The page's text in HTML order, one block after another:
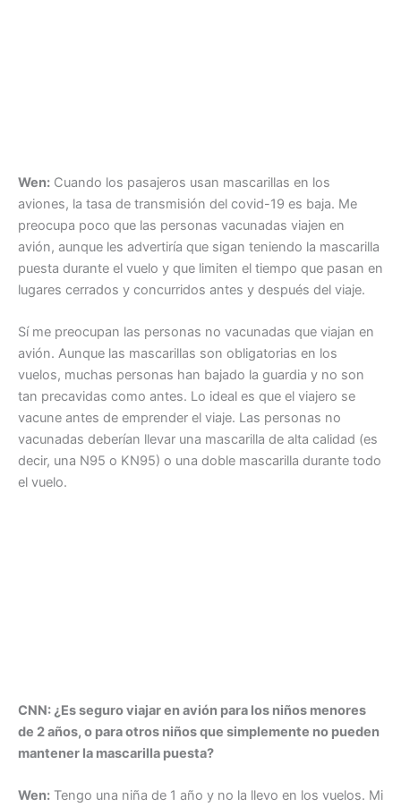
Wen: Cuando los pasajeros usan mascarillas en los
aviones, la tasa de transmisión del covid-19 es baja. Me
preocupa poco que las personas vacunadas viajen en
avión, aunque les advertiría que sigan teniendo la mascarilla
puesta durante el vuelo y que limiten el tiempo que pasan en
lugares cerrados y concurridos antes y después del viaje.
Sí me preocupan las personas no vacunadas que viajan en
avión. Aunque las mascarillas son obligatorias en los
vuelos, muchas personas han bajado la guardia y no son
tan precavidas como antes. Lo ideal es que el viajero se
vacune antes de emprender el viaje. Las personas no
vacunadas deberían llevar una mascarilla de alta calidad (es
decir, una N95 o KN95) o una doble mascarilla durante todo
el vuelo.
CNN: ¿Es seguro viajar en avión para los niños menores
de 2 años, o para otros niños que simplemente no pueden
mantener la mascarilla puesta?
Wen: Tengo una niña de 1 año y no la llevo en los vuelos. Mi